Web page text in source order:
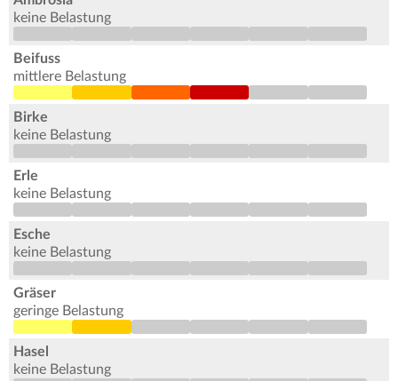
keine Belastung
Beifuss
mittlere Belastung
Birke
keine Belastung
Erle
keine Belastung
Esche
keine Belastung
Gräser
geringe Belastung
Hasel
keine Belastung